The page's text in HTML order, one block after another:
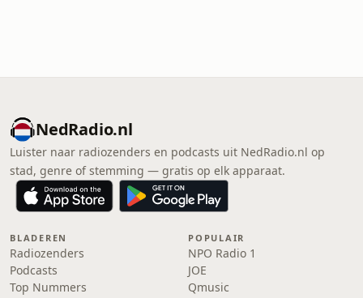
NedRadio.nl
Luister naar radiozenders en podcasts uit NedRadio.nl op
stad, genre of stemming — gratis op elk apparaat.
BLADEREN
Radiozenders
Podcasts
Top Nummers
POPULAIR
NPO Radio 1
JOE
Qmusic